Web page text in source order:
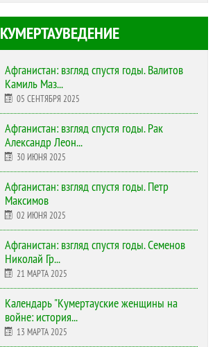
КУМЕРТАУВЕДЕНИЕ
Афганистан: взгляд спустя годы. Валитов
Камиль Маз...
05 СЕНТЯБРЯ 2025
Афганистан: взгляд спустя годы. Рак
Александр Леон...
30 ИЮНЯ 2025
Афганистан: взгляд спустя годы. Петр
Максимов
02 ИЮНЯ 2025
Афганистан: взгляд спустя годы. Семенов
Николай Гр...
21 МАРТА 2025
Календарь "Кумертауские женщины на
войне: история...
13 МАРТА 2025